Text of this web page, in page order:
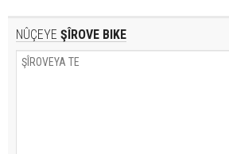
NÛÇEYE ŞÎROVE BIKE